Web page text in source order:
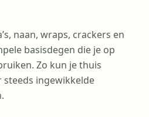
naan, wraps, crackers en
basisdegen die je op
Zo kun je thuis
ingewikkelde